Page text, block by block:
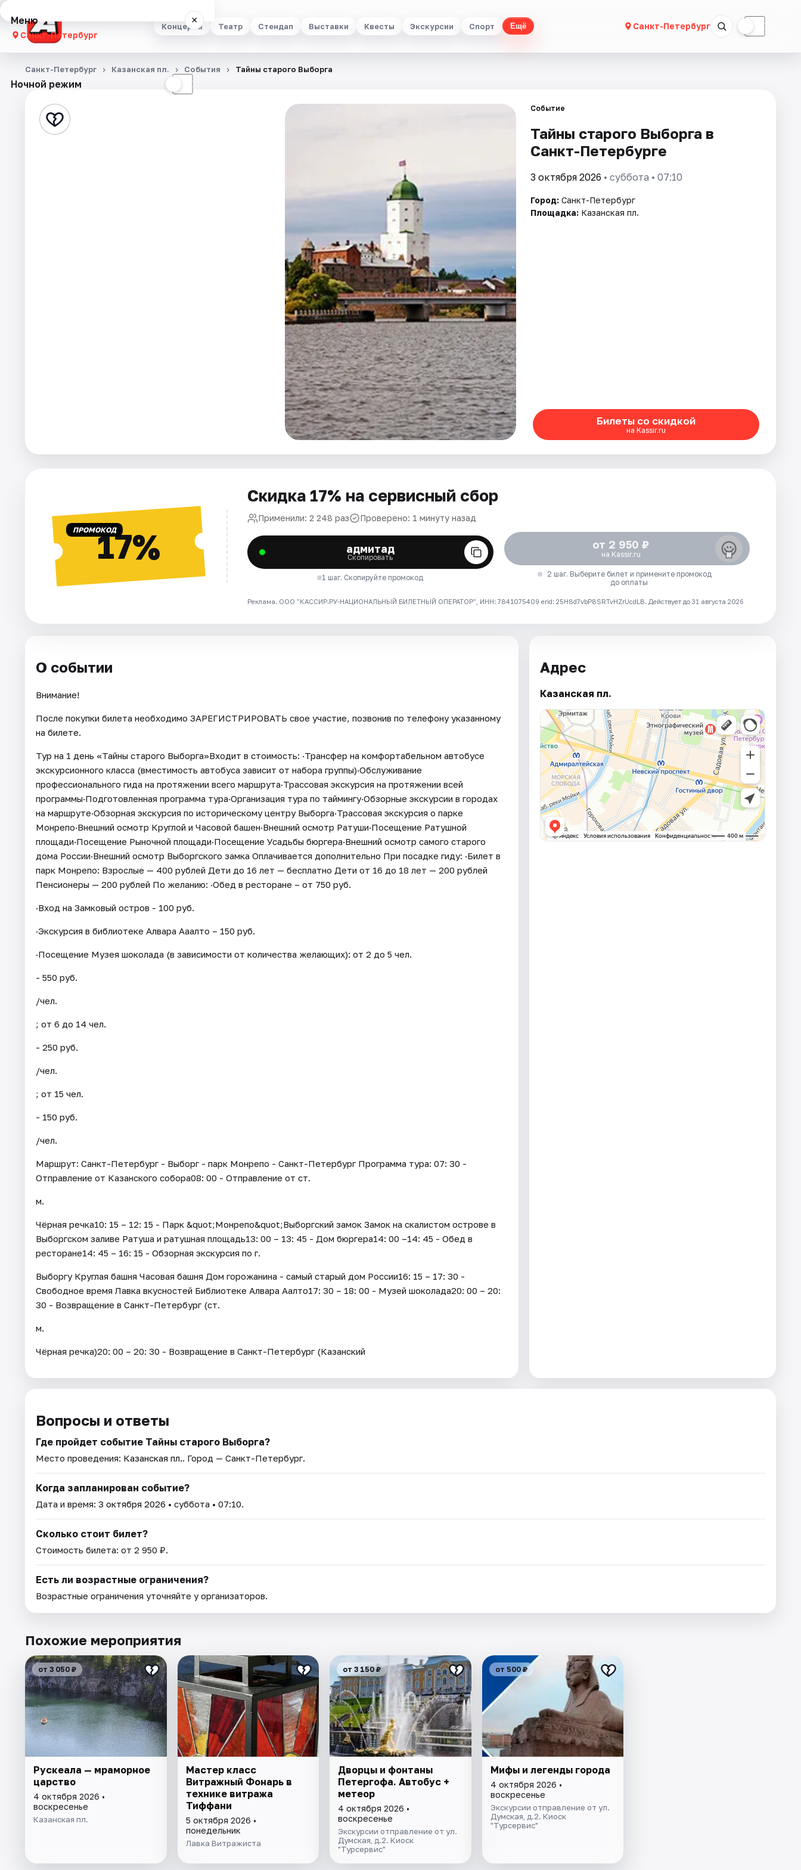
Концерты Театр Стендап Выставки Квесты Экскурсии Спорт Ещё Санкт-Петербург ☾
Меню ×
Санкт-Петербург
Концерты
Стендап
Ночной режим ☾
Санкт-Петербург Казанская пл. События Тайны старого Выборга
Событие
Тайны старого Выборга в
Санкт-Петербурге
3 октября 2026 • суббота • 07:10
Город: Санкт-Петербург
Площадка: Казанская пл.
Билеты со скидкой
на Kassir.ru
ПРОМОКОД17%
Скидка 17% на сервисный сбор
Применили: 2 248 раз Проверено: 1 минуту назад
адмитад
Скопировать
1 шаг. Скопируйте промокод
от 2 950 ₽
на Kassir.ru
2 шаг. Выберите билет и примените промокод
до оплаты
Реклама. ООО "КАССИР.РУ-НАЦИОНАЛЬНЫЙ БИЛЕТНЫЙ ОПЕРАТОР", ИНН: 7841075409 erid: 25H8d7vbP8SRTvHZrUcdLB. Действует до 31 августа 2026
О событии
Внимание!
После покупки билета необходимо ЗАРЕГИСТРИРОВАТЬ свое участие, позвонив по телефону указанному
на билете.
Тур на 1 день «Тайны старого Выборга»Входит в стоимость: ·Трансфер на комфортабельном автобусе
экскурсионного класса (вместимость автобуса зависит от набора группы)·Обслуживание
профессионального гида на протяжении всего маршрута·Трассовая экскурсия на протяжении всей
программы·Подготовленная программа тура·Организация тура по таймингу·Обзорные экскурсии в городах
на маршруте·Обзорная экскурсия по историческому центру Выборга·Трассовая экскурсия о парке
Монрепо·Внешний осмотр Круглой и Часовой башен·Внешний осмотр Ратуши·Посещение Ратушной
площади·Посещение Рыночной площади·Посещение Усадьбы бюргера·Внешний осмотр самого старого
дома России·Внешний осмотр Выборгского замка Оплачивается дополнительно При посадке гиду: ·Билет в
парк Монрепо: Взрослые — 400 рублей Дети до 16 лет — бесплатно Дети от 16 до 18 лет — 200 рублей
Пенсионеры — 200 рублей По желанию: ·Обед в ресторане – от 750 руб.
·Вход на Замковый остров - 100 руб.
·Экскурсия в библиотеке Алвара Ааалто – 150 руб.
·Посещение Музея шоколада (в зависимости от количества желающих): от 2 до 5 чел.
- 550 руб.
/чел.
; от 6 до 14 чел.
- 250 руб.
/чел.
; от 15 чел.
- 150 руб.
/чел.
Маршрут: Санкт-Петербург - Выборг - парк Монрепо - Санкт-Петербург Программа тура: 07: 30 -
Отправление от Казанского собора08: 00 - Отправление от ст.
м.
Чёрная речка10: 15 – 12: 15 - Парк &quot;Монрепо&quot;Выборгский замок Замок на скалистом острове в
Выборгском заливе Ратуша и ратушная площадь13: 00 – 13: 45 - Дом бюргера14: 00 –14: 45 - Обед в
ресторане14: 45 – 16: 15 - Обзорная экскурсия по г.
Выборгу Круглая башня Часовая башня Дом горожанина - самый старый дом России16: 15 – 17: 30 -
Свободное время Лавка вкусностей Библиотеке Алвара Аалто17: 30 – 18: 00 - Музей шоколада20: 00 – 20:
30 - Возвращение в Санкт-Петербург (ст.
м.
Чёрная речка)20: 00 – 20: 30 - Возвращение в Санкт-Петербург (Казанский
Адрес
Казанская пл.
Вопросы и ответы
Где пройдет событие Тайны старого Выборга?
Место проведения: Казанская пл.. Город — Санкт-Петербург.
Когда запланирован событие?
Дата и время: 3 октября 2026 • суббота • 07:10.
Сколько стоит билет?
Стоимость билета: от 2 950 ₽.
Есть ли возрастные ограничения?
Возрастные ограничения уточняйте у организаторов.
Похожие мероприятия
от 3 050 ₽
Рускеала — мраморное
царство
4 октября 2026 •
воскресенье
Казанская пл.
Мастер класс
Витражный Фонарь в
технике витража
Тиффани
5 октября 2026 •
понедельник
Лавка Витражиста
от 3 150 ₽
Дворцы и фонтаны
Петергофа. Автобус +
метеор
4 октября 2026 •
воскресенье
Экскурсии отправление от ул.
Думская, д.2. Киоск
"Турсервис"
от 500 ₽
Мифы и легенды города
4 октября 2026 •
воскресенье
Экскурсии отправление от ул.
Думская, д.2. Киоск
"Турсервис"